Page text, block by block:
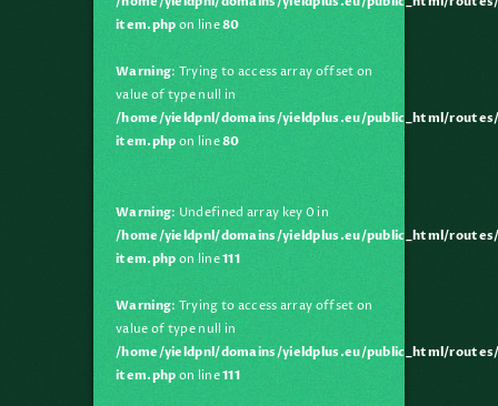
item.php on line80
Warning: Trying to access array offset on
value of type null in
/home/yieldpnl/domains/yieldplus.eu/public_html/
item.php on line80
Warning: Undefined array key 0 in
/home/yieldpnl/domains/yieldplus.eu/public_html/
item.php on line111
Warning: Trying to access array offset on
value of type null in
/home/yieldpnl/domains/yieldplus.eu/public_html/
item.php on line111